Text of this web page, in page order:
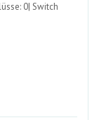
0| Switch